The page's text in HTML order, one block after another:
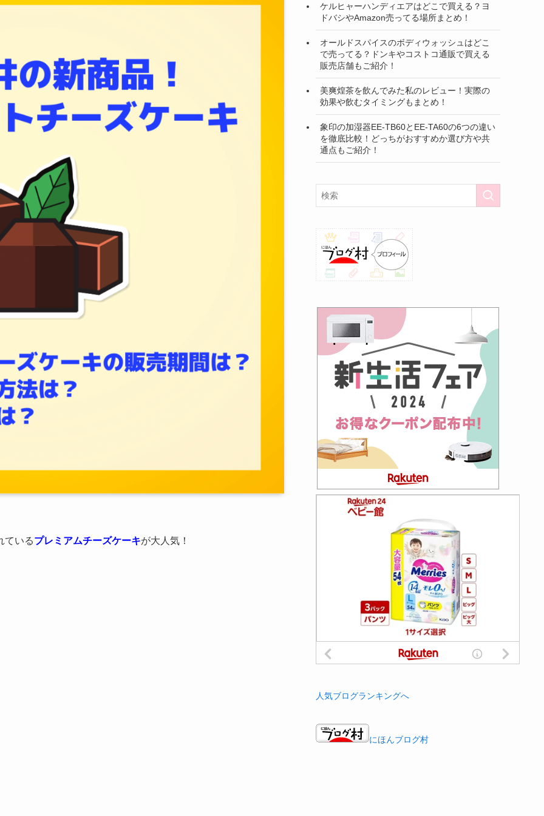
ているプレミアムチーズケーキが大人気！
ケルヒャーハンディエアはどこで買える？ヨ
ドバシやAmazon売ってる場所まとめ！
オールドスパイスのボディウォッシュはどこ
で売ってる？ドンキやコストコ通販で買える
販売店舗もご紹介！
美爽煌茶を飲んでみた私のレビュー！実際の
効果や飲むタイミングもまとめ！
象印の加湿器EE-TB60とEE-TA60の6つの違い
を徹底比較！どっちがおすすめか選び方や共
通点もご紹介！
人気ブログランキングへ
にほんブログ村